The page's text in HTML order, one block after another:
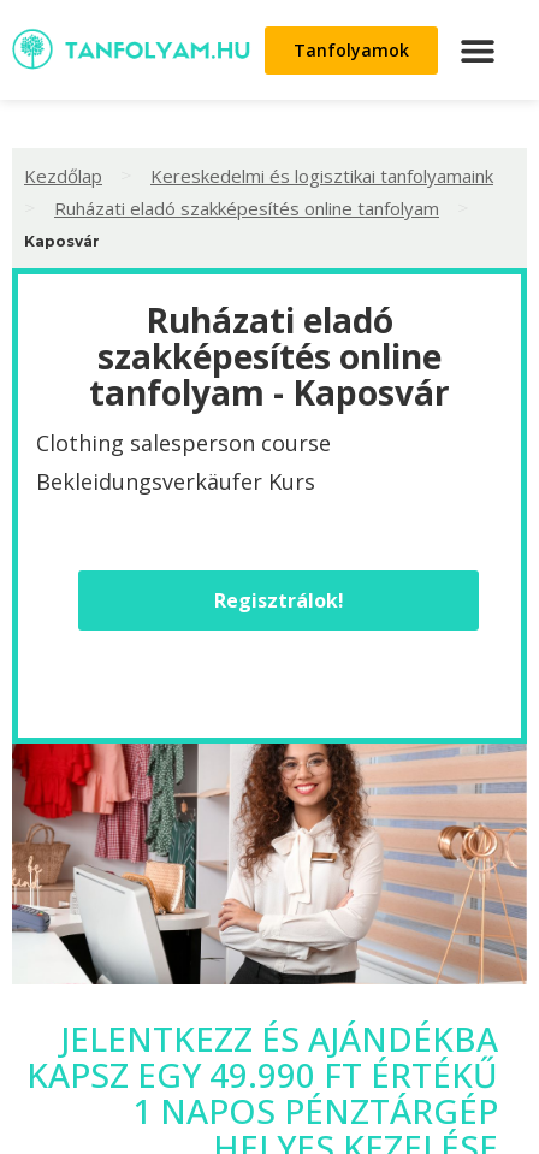
Tanfolyamok
Kezdőlap Kereskedelmi és logisztikai tanfolyamaink
Ruházati eladó szakképesítés online tanfolyam
Kaposvár
Ruházati eladó
szakképesítés online
tanfolyam - Kaposvár
Clothing salesperson course
Bekleidungsverkäufer Kurs
Regisztrálok!
JELENTKEZZ ÉS AJÁNDÉKBA
KAPSZ EGY 49.990 FT ÉRTÉKŰ
1 NAPOS PÉNZTÁRGÉP